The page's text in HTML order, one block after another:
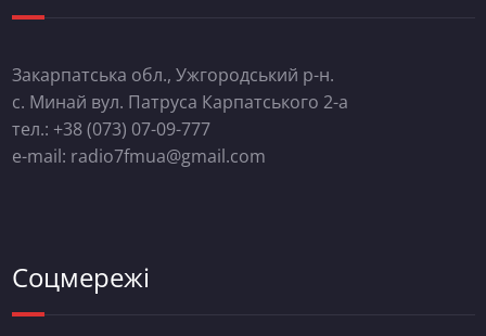
Закарпатська обл., Ужгородський р-н.
с. Минай вул. Патруса Карпатського 2-а
тел.: +38 (073) 07-09-777
e-mail: radio7fmua@gmail.com
Соцмережі